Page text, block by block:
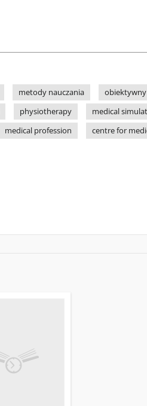
metody nauczania
obiektywny
physiotherapy medical
medical profession centre for